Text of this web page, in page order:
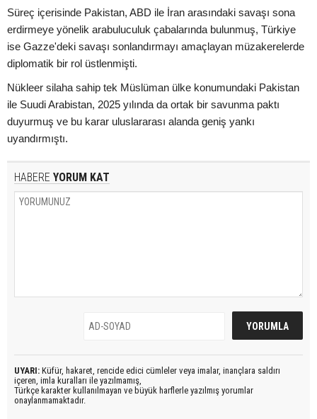
Süreç içerisinde Pakistan, ABD ile İran arasındaki savaşı sona
erdirmeye yönelik arabuluculuk çabalarında bulunmuş, Türkiye
ise Gazze'deki savaşı sonlandırmayı amaçlayan müzakerelerde
diplomatik bir rol üstlenmişti.
Nükleer silaha sahip tek Müslüman ülke konumundaki Pakistan
ile Suudi Arabistan, 2025 yılında da ortak bir savunma paktı
duyurmuş ve bu karar uluslararası alanda geniş yankı
uyandırmıştı.
HABERE YORUM KAT
UYARI: Küfür, hakaret, rencide edici cümleler veya imalar, inançlara saldırı
içeren, imla kuralları ile yazılmamış,
Türkçe karakter kullanılmayan ve büyük harflerle yazılmış yorumlar
onaylanmamaktadır.